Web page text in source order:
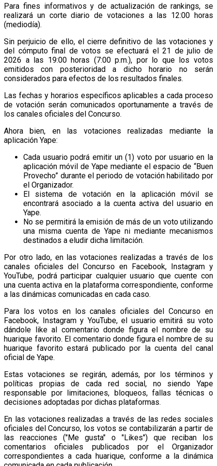
Para fines informativos y de actualización de rankings, se
realizará un corte diario de votaciones a las 12:00 horas
(mediodía).
Sin perjuicio de ello, el cierre definitivo de las votaciones y
del cómputo final de votos se efectuará el 21 de julio de
2026 a las 19:00 horas (7:00 p.m.), por lo que los votos
emitidos con posterioridad a dicho horario no serán
considerados para efectos de los resultados finales.
Las fechas y horarios específicos aplicables a cada proceso
de votación serán comunicados oportunamente a través de
los canales oficiales del Concurso.
Ahora bien, en las votaciones realizadas mediante la
aplicación Yape:
Cada usuario podrá emitir un (1) voto por usuario en la
aplicación móvil de Yape mediante el espacio de “Buen
Provecho” durante el periodo de votación habilitado por
el Organizador.
El sistema de votación en la aplicación móvil se
encontrará asociado a la cuenta activa del usuario en
Yape.
No se permitirá la emisión de más de un voto utilizando
una misma cuenta de Yape ni mediante mecanismos
destinados a eludir dicha limitación.
Por otro lado, en las votaciones realizadas a través de los
canales oficiales del Concurso en Facebook, Instagram y
YouTube, podrá participar cualquier usuario que cuente con
una cuenta activa en la plataforma correspondiente, conforme
a las dinámicas comunicadas en cada caso.
Para los votos en los canales oficiales del Concurso en
Facebook, Instagram y YouTube, el usuario emitirá su voto
dándole like al comentario donde figura el nombre de su
huarique favorito. El comentario donde figura el nombre de su
huarique favorito estará publicado por la cuenta del canal
oficial de Yape.
Estas votaciones se regirán, además, por los términos y
políticas propias de cada red social, no siendo Yape
responsable por limitaciones, bloqueos, fallas técnicas o
decisiones adoptadas por dichas plataformas.
En las votaciones realizadas a través de las redes sociales
oficiales del Concurso, los votos se contabilizarán a partir de
las reacciones ("Me gusta" o "Likes") que reciban los
comentarios oficiales publicados por el Organizador
correspondientes a cada huarique, conforme a la dinámica